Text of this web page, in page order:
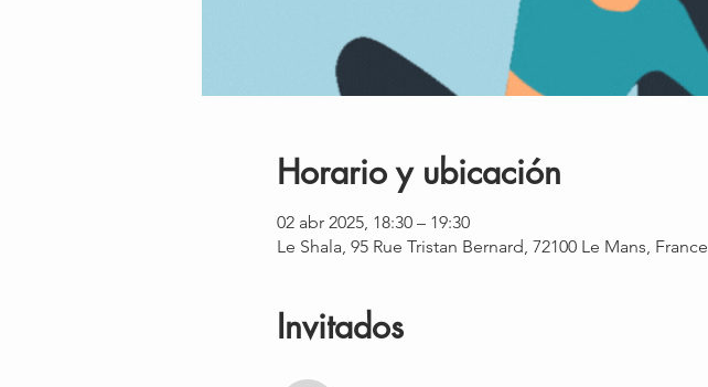
Horario y ubicación
02 abr 2025, 18:30 – 19:30
Le Shala, 95 Rue Tristan Bernard, 72100 Le Mans, France
Invitados